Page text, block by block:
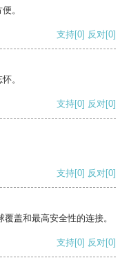
。
支持[0] 反对[0]
。
支持[0] 反对[0]
支持[0] 反对[0]
盖和最高安全性的连接。
支持[0] 反对[0]